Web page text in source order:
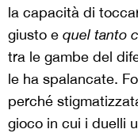
la capacità di
giusto e quel tanto
tra le gambe del
le ha spalancate.
perché
gioco in cui i duelli